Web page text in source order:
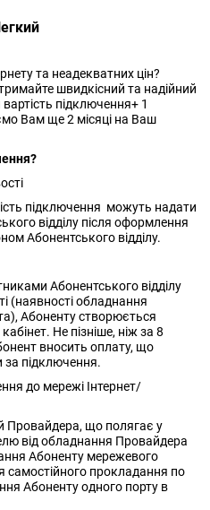
та неадекватних цін?
швидкісний та надійний
підключення+ 1
Вам ще 2 місяці на Ваш
підключення можуть надати
відділу після оформлення
Абонентського відділу.
Абонентського відділу
(наявності обладнання
Абоненту створюється
Не пізніше, ніж за 8
вносить оплату, що
за підключення.
до мережі Інтернет/
Провайдера, що полягає у
від обладнання Провайдера
Абоненту мережевого
прокладання по
Абоненту одного порту в